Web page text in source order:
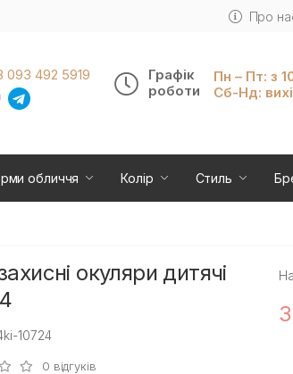
Про
093 492 5919
Графік
роботи
Пн – Пт: з
Сб-Нд:
обличчя Колір Стиль
окуляри дитячі
10724
0 відгуків